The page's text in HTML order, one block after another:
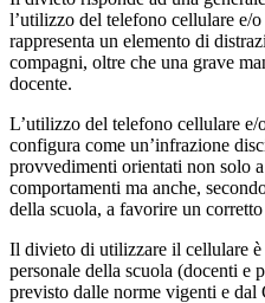
l’utilizzo del telefono cellulare e/
rappresenta un elemento di
compagni, oltre che una grave
docente.
L’utilizzo del telefono cellulare
configura come un’infrazione
provvedimenti orientati non solo
comportamenti ma anche,
della scuola, a favorire un
Il divieto di utilizzare il cellulare
personale della scuola (docenti e
previsto dalle norme vigenti e dal